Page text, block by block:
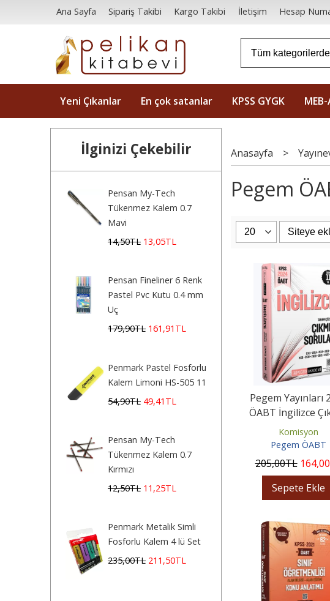
Ana Sayfa Sipariş Takibi Kargo Takibi İletişim Hesap
Yeni Çıkanlar En çok satanlar KPSS GYGK
İlginizi Çekebilir
Pensan My-Tech
Tükenmez Kalem 0.7
Mavi
14,50TL 13,05TL
Pensan Fineliner 6 Renk
Pastel Pvc Kutu 0.4 mm
Uç
179,90TL 161 ,91 TL
Penmark Pastel Fosforlu
Kalem Limoni HS-505 11
54,90TL 49,41 TL
Pensan My-Tech
Tükenmez Kalem 0.7
Kırmızı
12,50TL 11 ,25TL
Penmark Metalik Simli
Fosforlu Kalem 4 lü Set
235,00TL 211 ,50TL
Anasayfa >
Pegem
Pegem Yayınları
ÖABT İngilizce
Sorular Çözümlü
Komisyon
Pegem ÖABT
205,00TL 164,00
Sepete Ekle